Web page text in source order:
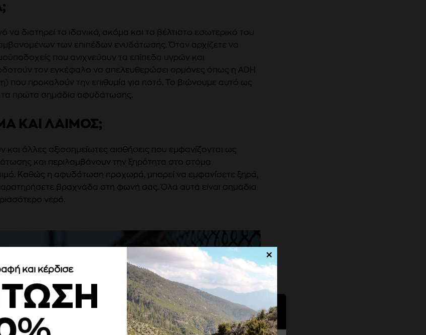
να διατηρεί το ιδανικό, ακόμα και το βέλτιστο εσωτερικό του
των επιπέδων ενυδάτωσης. Όταν αρχίζετε να
που ανιχνεύουν τα επίπεδα υγρών και
τον εγκέφαλο να απελευθερώσει ορμόνες όπως η ADH
που προκαλούν την επιθυμία για ποτό. Το βιώνουμε αυτό ως
τα πρώτα σημάδια αφυδάτωσης.
ΚΑΙ ΛΑΙΜΟΣ;
άλλες αξιοσημείωτες αισθήσεις που εμφανίζονται ως
και περιλαμβάνουν την ξηρότητα στο στόμα
Καθώς η αφυδάτωση προχωρά, μπορεί να εμφανίσετε ξηρά,
βραχνάδα στη φωνή σας. Όλα αυτά είναι σημάδια
νερό.
και κέρδισε
×